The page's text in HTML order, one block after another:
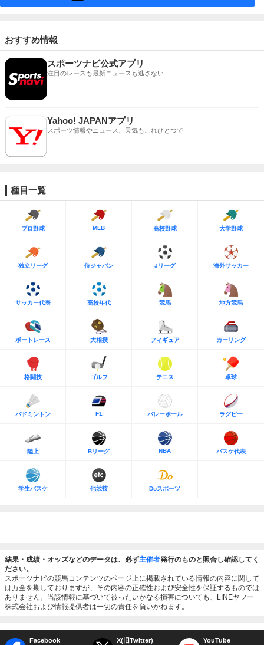
おすすめ情報
スポーツナビ公式アプリ
注目のレースも最新ニュースも逃さない
Yahoo! JAPANアプリ
スポーツ情報やニュース、天気もこれひとつで
種目一覧
プロ野球 MLB 高校野球 大学野球
独立リーグ 侍ジャパン Jリーグ 海外サッカー
サッカー代表 高校年代 競馬 地方競馬
ボートレース 大相撲 フィギュア カーリング
格闘技 ゴルフ テニス 卓球
バドミントン F1 バレーボール ラグビー
陸上 Bリーグ NBA バスケ代表
学生バスケ 他競技 Doスポーツ
結果・成績・オッズなどのデータは、必ず主催者発行のものと照合し確認してく
ださい。
スポーツナビの競馬コンテンツのページ上に掲載されている情報の内容に関して
は万全を期しておりますが、その内容の正確性および安全性を保証するものでは
ありません。当該情報に基づいて被ったいかなる損害についても、LINEヤフー
株式会社および情報提供者は一切の責任を負いかねます。
Facebook X(旧Twitter) YouTube